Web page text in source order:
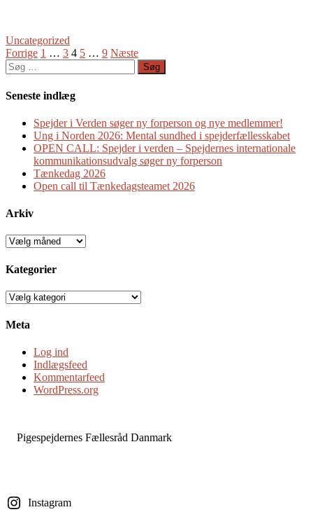
Uncategorized
Indlægsinddeling
Forrige 1 … 3 4 5 … 9 Næste
Søg
efter:
Seneste indlæg
Spejder i Verden søger ny forperson og nye medlemmer!
Ung i Norden 2026: Mental sundhed i spejderfællesskabet
OPEN CALL: Spejder i verden – Spejdernes internationale
kommunikationsudvalg søger ny forperson
Tænkedag 2026
Open call til Tænkedagsteamet 2026
Arkiv
Arkiv
Kategorier
Kategorier
Meta
Log ind
Indlægsfeed
Kommentarfeed
WordPress.org
Pigespejdernes Fællesråd Danmark
Instagram